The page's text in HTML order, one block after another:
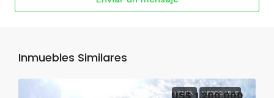
Inmuebles Similares
VENTA NEGOCIABLE
US$ 1,200,000